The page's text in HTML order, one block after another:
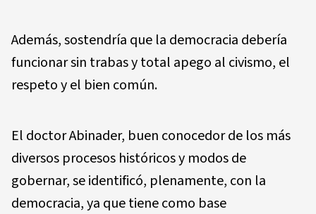
Además, sostendría que la democracia debería
funcionar sin trabas y total apego al civismo, el
respeto y el bien común.
El doctor Abinader, buen conocedor de los más
diversos procesos históricos y modos de
gobernar, se identificó, plenamente, con la
democracia, ya que tiene como base